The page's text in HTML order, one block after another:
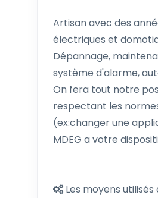
Artisan avec des
électriques et
Dépannage,
système d'alarme,
On fera tout notre
respectant les
(ex:changer une
MDEG a votre
Les moyens